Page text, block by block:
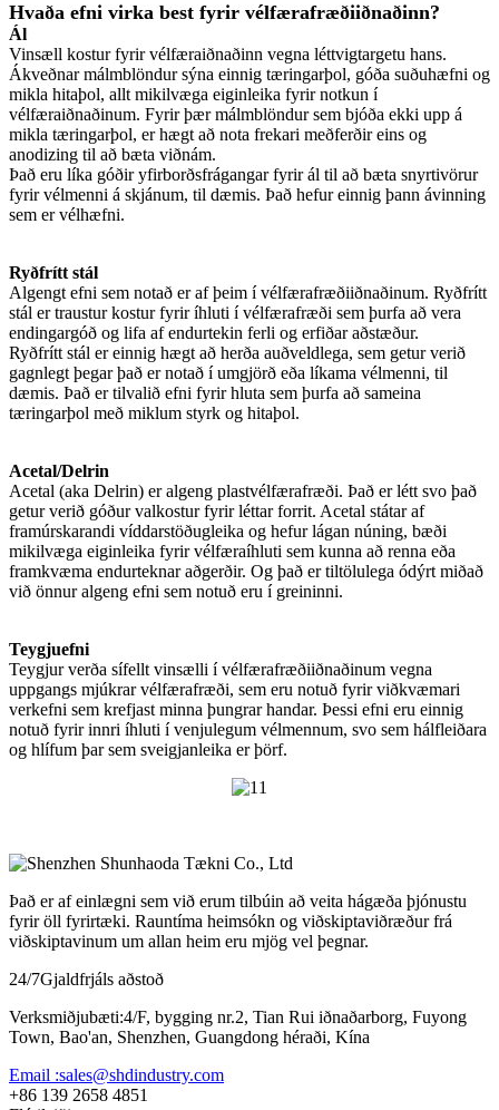
Hvaða efni virka best fyrir vélfærafræðiiðnaðinn?
Ál
Vinsæll kostur fyrir vélfæraiðnaðinn vegna léttvigtargetu hans.
Ákveðnar málmblöndur sýna einnig tæringarþol, góða suðuhæfni og
mikla hitaþol, allt mikilvæga eiginleika fyrir notkun í
vélfæraiðnaðinum. Fyrir þær málmblöndur sem bjóða ekki upp á
mikla tæringarþol, er hægt að nota frekari meðferðir eins og
anodizing til að bæta viðnám.
Það eru líka góðir yfirborðsfrágangar fyrir ál til að bæta snyrtivörur
fyrir vélmenni á skjánum, til dæmis. Það hefur einnig þann ávinning
sem er vélhæfni.
Ryðfrítt stál
Algengt efni sem notað er af þeim í vélfærafræðiiðnaðinum. Ryðfrítt
stál er traustur kostur fyrir íhluti í vélfærafræði sem þurfa að vera
endingargóð og lifa af endurtekin ferli og erfiðar aðstæður.
Ryðfrítt stál er einnig hægt að herða auðveldlega, sem getur verið
gagnlegt þegar það er notað í umgjörð eða líkama vélmenni, til
dæmis. Það er tilvalið efni fyrir hluta sem þurfa að sameina
tæringarþol með miklum styrk og hitaþol.
Acetal/Delrin
Acetal (aka Delrin) er algeng plastvélfærafræði. Það er létt svo það
getur verið góður valkostur fyrir léttar forrit. Acetal státar af
framúrskarandi víddarstöðugleika og hefur lágan núning, bæði
mikilvæga eiginleika fyrir vélfæraíhluti sem kunna að renna eða
framkvæma endurteknar aðgerðir. Og það er tiltölulega ódýrt miðað
við önnur algeng efni sem notuð eru í greininni.
Teygjuefni
Teygjur verða sífellt vinsælli í vélfærafræðiiðnaðinum vegna
uppgangs mjúkrar vélfærafræði, sem eru notuð fyrir viðkvæmari
verkefni sem krefjast minna þungrar handar. Þessi efni eru einnig
notuð fyrir innri íhluti í venjulegum vélmennum, svo sem hálfleiðara
og hlífum þar sem sveigjanleika er þörf.
Það er af einlægni sem við erum tilbúin að veita hágæða þjónustu
fyrir öll fyrirtæki. Rauntíma heimsókn og viðskiptaviðræður frá
viðskiptavinum um allan heim eru mjög vel þegnar.
24/7Gjaldfrjáls aðstoð
Verksmiðjubæti:4/F, bygging nr.2, Tian Rui iðnaðarborg, Fuyong
Town, Bao'an, Shenzhen, Guangdong héraði, Kína
Email :sales@shdindustry.com
+86 139 2658 4851